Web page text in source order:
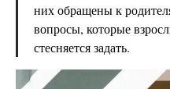
них обращены к
вопросы, которые
стесняется задать.